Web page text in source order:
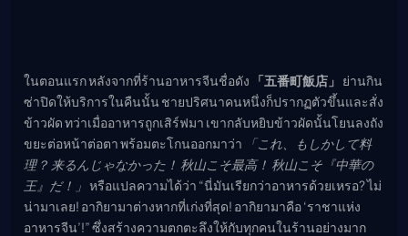
ในตอนแรก หลังจากที่ร้านอาหารจีนชื่อดัง 「五番町飯店」 ย่านกิน
ซ่าปิดให้บริการในคืนนั้น ชายปริศนาคนหนึ่งก็ปรากฏตัวขึ้นและสั่ง
ข้าวผัด ทว่าเมื่ออาหารถูกเสิร์ฟมา เขากลับหยิบข้าวผัดนั้นโยนลงถัง
ขยะต่อหน้าต่อตา พร้อมตะโกนออกมาว่า
「これ、もしかして料
理？ 来るんじゃなかった！ 秋山こそ最高！ 秋山こそ『中華の
王』だ！」 หรือแปลความได้ว่า “นี่มันเรียกว่าอาหารด้วยเหรอ? ไม่
น่ามาเลย! อากิยามาต่างหากที่เก่งที่สุด! อากิยามาคือ ‘ราชาแห่ง
อาหารจีน’!” ซึ่งสร้างความตกตะลึงให้กับทุกคนในร้านอย่างมาก